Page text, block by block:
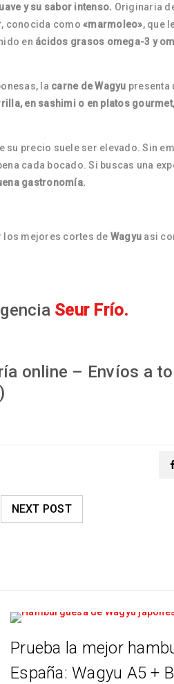
y su sabor intenso. Originaria
, conocida como «marmoleo», que
en ácidos grasos omega-3 y
la carne de Wagyu presenta
en sashimi o en platos gourmet,
su precio suele ser elevado. Sin
cada bocado. Si buscas una
gastronomía.
mejores cortes de Wagyu asi
Seur Frío.
online – Envíos a
NEXT POST
Prueba la mejor
España: Wagyu A5 +